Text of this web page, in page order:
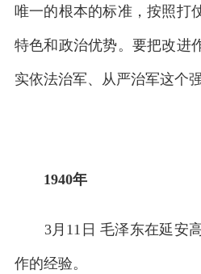
唯一的根本的标准，按照打
特色和政治优势。要把改进
实依法治军、从严治军这个
1940年
3月11日 毛泽东在延安高
作的经验。